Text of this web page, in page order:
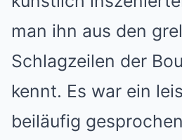
man ihn aus den
Schlagzeilen der
kennt. Es war ein
beiläufig